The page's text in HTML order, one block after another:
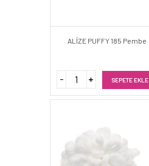
ALİZE PUFFY 185 Pembe
SEPETE EKLE